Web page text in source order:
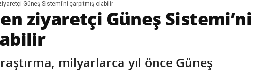
Güneş Sistemi’ni çarpıtmış olabilir
ziyaretçi Güneş Sistemi’ni
milyarlarca yıl önce Güneş